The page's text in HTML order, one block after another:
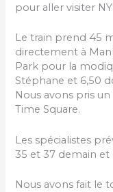
pour aller visiter
Le train prend 45
directement à
Park pour la
Stéphane et 6,50
Nous avons pris
Time Square.
Les spécialistes
35 et 37 demain et
Nous avons fait le